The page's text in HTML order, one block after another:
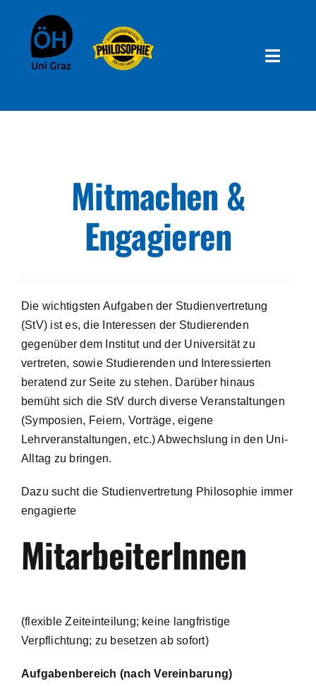
springen
springen
Toggle
Deine Studienvertretung
Mitmachen & Engagieren
Mitmachen &
Engagieren
Die wichtigsten Aufgaben der Studienvertretung
(StV) ist es, die Interessen der Studierenden
gegenüber dem Institut und der Universität zu
vertreten, sowie Studierenden und Interessierten
beratend zur Seite zu stehen. Darüber hinaus
bemüht sich die StV durch diverse Veranstaltungen
(Symposien, Feiern, Vorträge, eigene
Lehrveranstaltungen, etc.) Abwechslung in den Uni-
Alltag zu bringen.
Dazu sucht die Studienvertretung Philosophie immer
engagierte
MitarbeiterInnen
(flexible Zeiteinteilung; keine langfristige
Verpflichtung; zu besetzen ab sofort)
Aufgabenbereich (nach Vereinbarung)